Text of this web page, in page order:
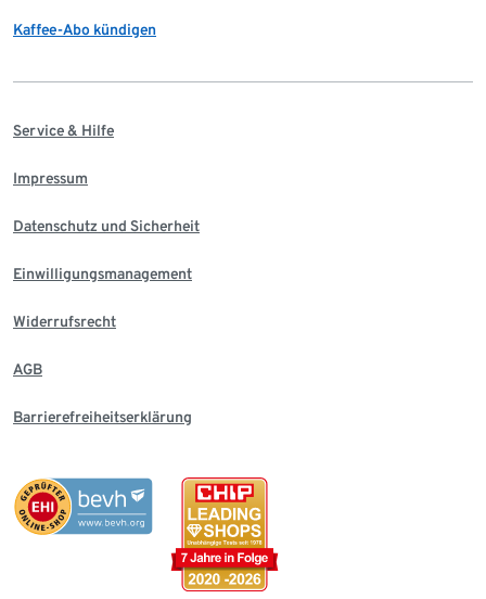
Kaffee-Abo kündigen
Service & Hilfe
Impressum
Datenschutz und Sicherheit
Einwilligungsmanagement
Widerrufsrecht
AGB
Barrierefreiheitserklärung